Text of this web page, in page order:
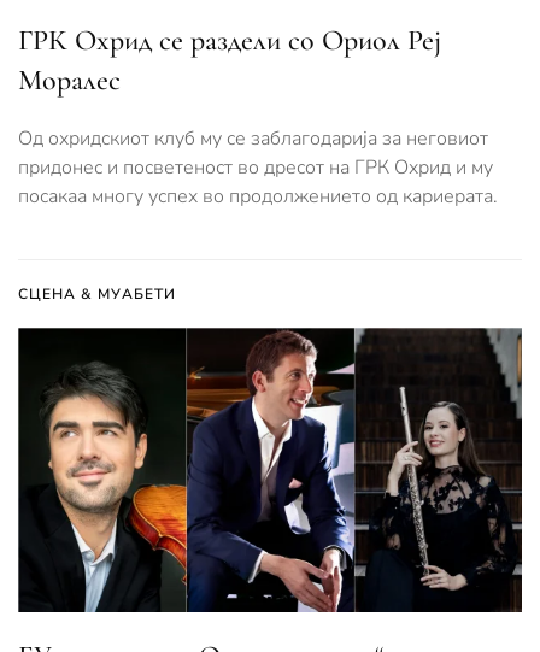
ГРК Охрид се раздели со Ориол Реј
Моралес
Од охридскиот клуб му се заблагодарија за неговиот
придонес и посветеност во дресот на ГРК Охрид и му
посакаа многу успех во продолжението од кариерата.
СЦЕНА & МУАБЕТИ